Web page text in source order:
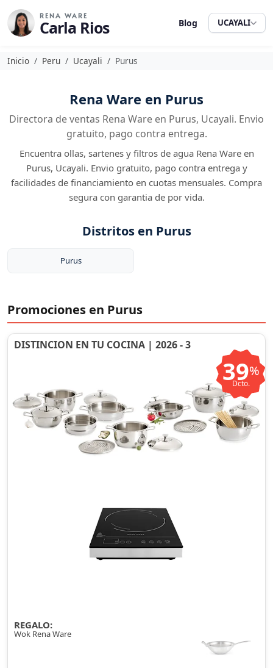
RENA WARE
Carla Rios Blog UCAYALI
Inicio Peru Ucayali Purus
Rena Ware en Purus
Directora de ventas Rena Ware en Purus, Ucayali. Envio
gratuito, pago contra entrega.
Encuentra ollas, sartenes y filtros de agua Rena Ware en
Purus, Ucayali. Envio gratuito, pago contra entrega y
facilidades de financiamiento en cuotas mensuales. Compra
segura con garantia de por vida.
Distritos en Purus
Purus
Promociones en Purus
DISTINCION EN TU COCINA | 2026 - 3
39%
Dcto.
REGALO:
Wok Rena Ware